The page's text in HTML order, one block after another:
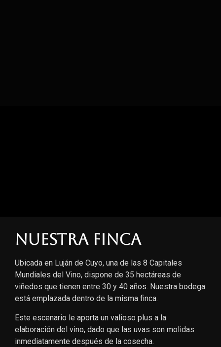
Nuestra finca
Ubicada en Luján de Cuyo, una de las 8 Capitales
Mundiales del Vino, dispone de 35 hectáreas de
viñedos que tienen entre 30 y 40 años. Nuestra bodega
está emplazada dentro de la misma finca.
Este escenario le aporta un valioso plus a la
elaboración del vino, dado que las uvas son molidas
inmediatamente después de la cosecha.